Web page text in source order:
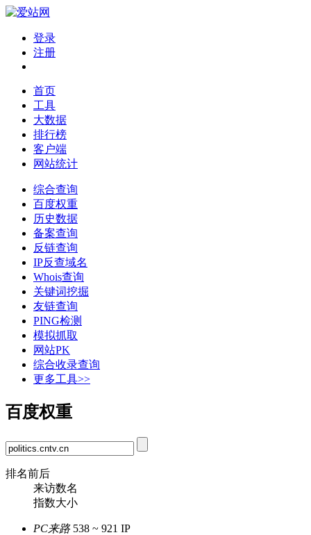
登录
注册
首页
工具
大数据
排行榜
客户端
网站统计
综合查询
百度权重
历史数据
备案查询
反链查询
IP反查域名
Whois查询
关键词挖掘
友链查询
PING检测
模拟抓取
网站PK
综合收录查询
更多工具>>
百度权重
排名前后
来访数名
指数大小
PC来路 538 ~ 921 IP